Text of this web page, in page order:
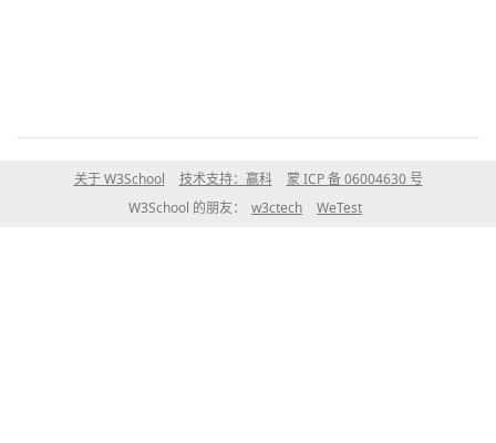
关于 W3School 技术支持：赢科
蒙 ICP 备 06004630 号
W3School 的朋友：
w3ctech WeTest